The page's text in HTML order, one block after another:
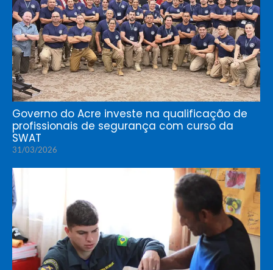
Governo do Acre investe na qualificação de
profissionais de segurança com curso da
SWAT
31/03/2026